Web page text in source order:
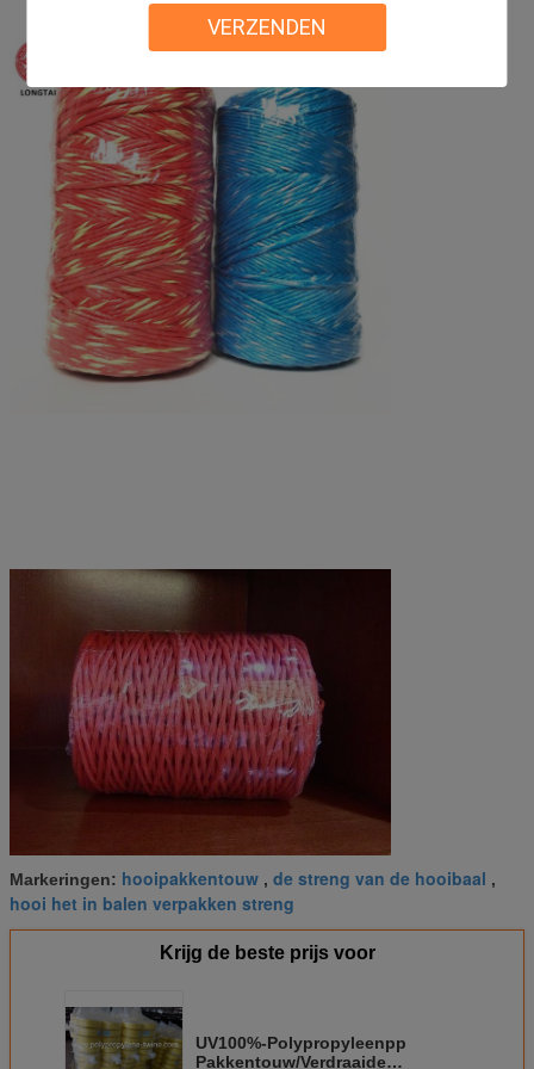
VERZENDEN
Markeringen: hooipakkentouw , de streng van de hooibaal ,
hooi het in balen verpakken streng
Krijg de beste prijs voor
UV100%-Polypropyleenpp
Pakkentouw/Verdraaide